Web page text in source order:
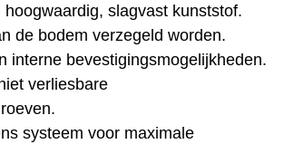
slagvast kunststof.
de bodem verzegeld worden.
interne bevestigingsmogelijkheden.
verliesbare
systeem voor maximale